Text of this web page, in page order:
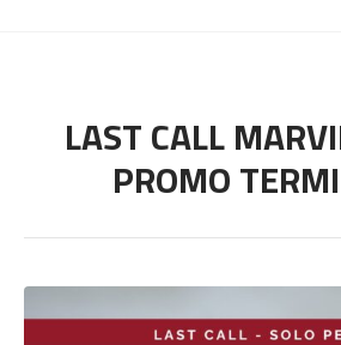
LAST CALL
PROMO